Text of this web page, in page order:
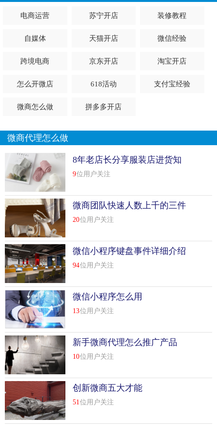
电商运营 苏宁开店 装修教程
自媒体 天猫开店 微信经验
跨境电商 京东开店 淘宝开店
怎么开微店 618活动 支付宝经验
微商怎么做 拼多多开店
微商代理怎么做
8年老店长分享服装店进货知
识
9位用户关注
微商团队快速人数上千的三件
事
20位用户关注
微信小程序键盘事件详细介绍
94位用户关注
微信小程序怎么用
13位用户关注
新手微商代理怎么推广产品
10位用户关注
创新微商五大才能
51 位用户关注